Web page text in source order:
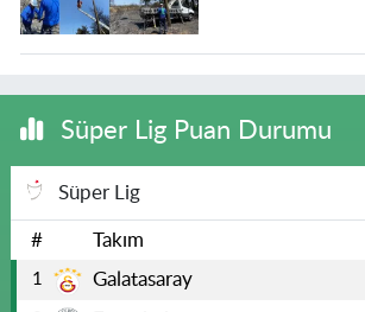
Süper Lig Puan Durumu
Süper Lig
# Takım
1 Galatasaray